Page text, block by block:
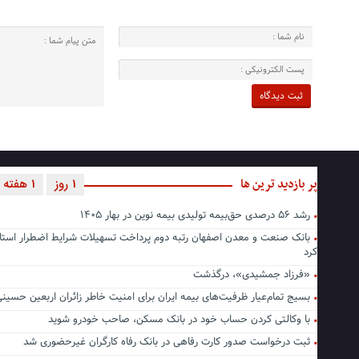
پر بازدید ترین ها 1 هفته 1 روز
رشد ۵۶ درصدی حق‌بیمه تولیدی بیمه نوین در بهار ۱۴۰۵
بانک صنعت و معدن اصفهان رتبه دوم پرداخت تسهیلات شرایط اضطرار
کرد
«فرزاد جمشیدی»، درگذشت
بسیج تمام‌عیار ظرفیت‌های بیمه ایران برای امنیت خاطر زائران اربعین
با وکالتی کردن حساب خود در بانک مسکن، صاحب خودرو شوید
ثبت درخواست صدور کارت رفاهی در بانک رفاه کارگران غیرحضوری شد